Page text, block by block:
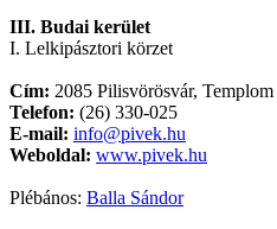
III. Budai kerület
I. Lelkipásztori körzet
Cím: 2085 Pilisvörösvár, Templom
Telefon: (26) 330-025
E-mail: info@pivek.hu
Weboldal: www.pivek.hu
Plébános: Balla Sándor